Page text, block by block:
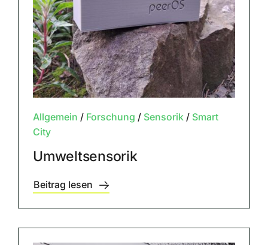
Allgemein / Forschung / Sensorik/ Smart
City
Umweltsensorik
Beitrag lesen